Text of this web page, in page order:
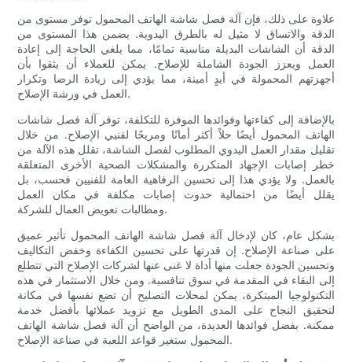
علاوة على ذلك، فإن آلة فصل شاشة الهاتف المحمول توفر مستوى من
الدقة والاتساق لا مثيل له بالطرق اليدوية. يضمن هذا المستوى من
الدقة أن الشاشات البديلة مناسبة تمامًا، مما يلغي الحاجة إلى إعادة
العمل ويعزز الجودة الشاملة للإصلاح. يمكن للعملاء أن يثقوا بأن
أجهزتهم المحمولة في أيدٍ أمينة، مما يؤدي إلى زيادة الرضا وتكرار
العمل في ورشة الإصلاح.
بالإضافة إلى كفاءتها وفوائدها الموفرة للتكلفة، توفر آلة فصل شاشات
الهاتف المحمول أيضًا حلاً أكثر أمانًا ومريحًا لفنيي الإصلاح. من خلال
تقليل مقدار العمل اليدوي المطلوب لفصل الشاشة، تقلل هذه الآلة من
خطر إصابات الإجهاد المتكررة والمشكلات الصحية الأخرى المتعلقة
بالعمل. ولا يؤدي هذا إلى تحسين الرفاهية العامة للفنيين فحسب، بل
يقلل أيضًا من احتمالية حدوث إصابات مكلفة في مكان العمل
ومطالبات تعويض العمال للشركة.
بشكل عام، كان لإدخال آلة فصل شاشة الهاتف المحمول تأثير عميق
على صناعة الإصلاح. إن قدرتها على تحسين الكفاءة وخفض التكاليف
وتحسين الجودة جعلت منها أداة لا غنى عنها لشركات الإصلاح التي تتطلع
إلى البقاء في المقدمة في سوق تنافسية. ومن خلال الاستثمار في هذه
التكنولوجيا المبتكرة، يمكن لمحلات التصليح أن تضع نفسها في مكانة
لتحقيق النجاح على المدى الطويل مع تزويد عملائها بأفضل خدمة
ممكنة. بفضل فوائدها العديدة، من الواضح أن آلة فصل شاشة الهاتف
المحمول ستغير قواعد اللعبة في صناعة الإصلاح.